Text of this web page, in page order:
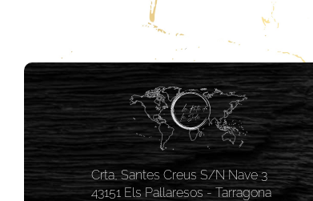
Crta, Santes Creus S/N Nave 3
43151 Els Pallaresos - Tarragona